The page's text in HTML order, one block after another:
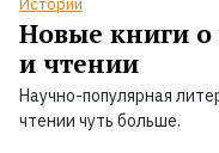
Истории
Новые книги о
и чтении
Научно-популярная
чтении чуть больше.